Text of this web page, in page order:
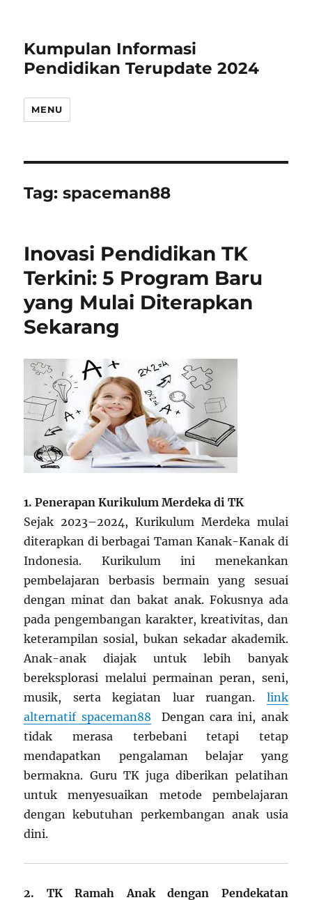
Kumpulan Informasi
Pendidikan Terupdate 2024
MENU
Tag:spaceman88
Inovasi Pendidikan TK
Terkini: 5 Program Baru
yang Mulai Diterapkan
Sekarang
1. Penerapan Kurikulum Merdeka di TK
Sejak 2023–2024, Kurikulum Merdeka mulai
diterapkan di berbagai Taman Kanak-Kanak di
Indonesia. Kurikulum ini menekankan
pembelajaran berbasis bermain yang sesuai
dengan minat dan bakat anak. Fokusnya ada
pada pengembangan karakter, kreativitas, dan
keterampilan sosial, bukan sekadar akademik.
Anak-anak diajak untuk lebih banyak
bereksplorasi melalui permainan peran, seni,
musik, serta kegiatan luar ruangan. link
alternatif spaceman88 Dengan cara ini, anak
tidak merasa terbebani tetapi tetap
mendapatkan pengalaman belajar yang
bermakna. Guru TK juga diberikan pelatihan
untuk menyesuaikan metode pembelajaran
dengan kebutuhan perkembangan anak usia
dini.
2. TK Ramah Anak dengan Pendekatan